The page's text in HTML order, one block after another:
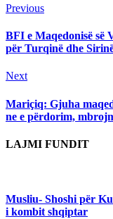
Continue
Reading
PreviousPrevious
BFI e Maqedonisë së
për Turqinë dhe
NextNext
Mariçiq: Gjuha
ne e përdorim,
LAJMI FUNDIT
Musliu- Shoshi për
i kombit shqiptar